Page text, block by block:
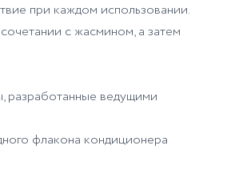
при каждом использовании.
с жасмином, а затем
разработанные ведущими
флакона кондиционера